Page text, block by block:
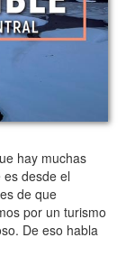
hay muchas
desde el
de que
por un turismo
De eso habla